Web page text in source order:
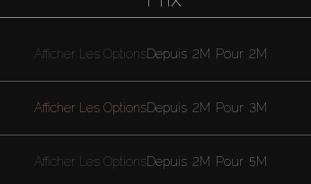
Afficher Les Options
Afficher Les Options
Afficher Les Options
Depuis 2M Pour 2M
Depuis 2M Pour 3M
Depuis 2M Pour 5M